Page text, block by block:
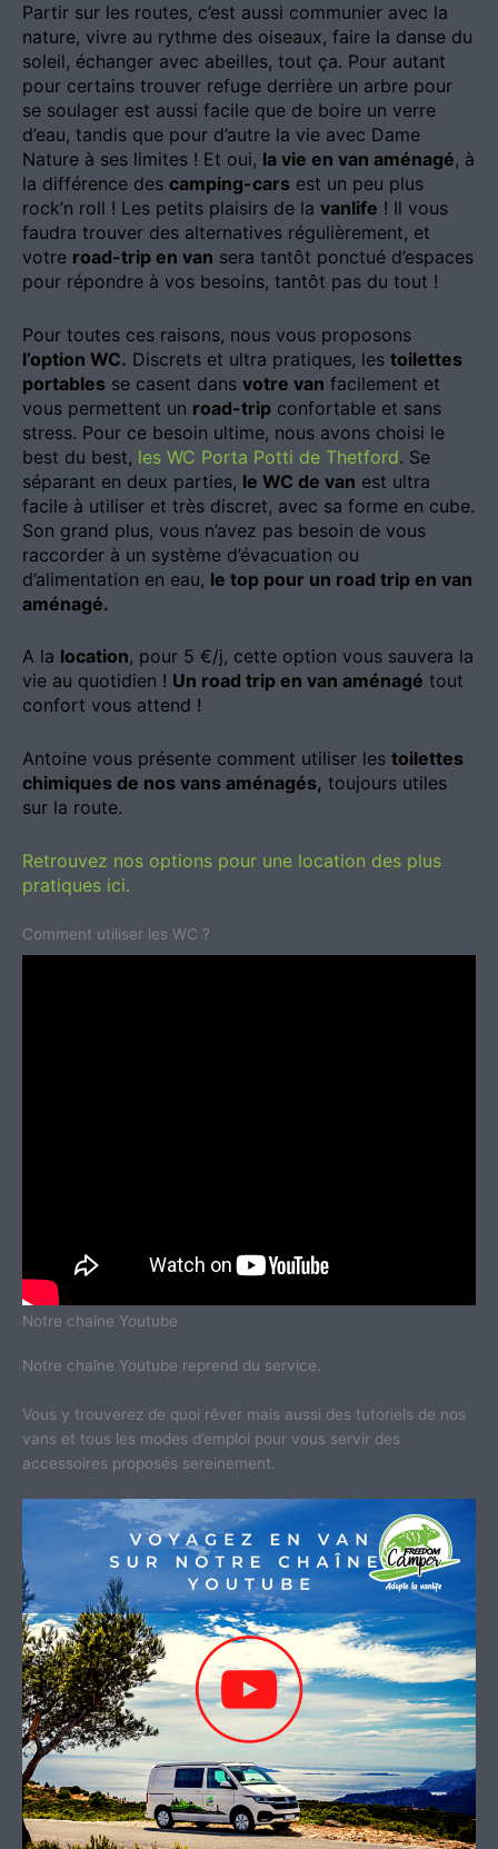
Partir sur les routes, c’est aussi communier avec la
nature, vivre au rythme des oiseaux, faire la danse du
soleil, échanger avec abeilles, tout ça. Pour autant
pour certains trouver refuge derrière un arbre pour
se soulager est aussi facile que de boire un verre
d’eau, tandis que pour d’autre la vie avec Dame
Nature à ses limites ! Et oui, la vie en van aménagé, à
la différence des camping-cars est un peu plus
rock’n roll ! Les petits plaisirs de la vanlife ! Il vous
faudra trouver des alternatives régulièrement, et
votre road-trip en van sera tantôt ponctué d’espaces
pour répondre à vos besoins, tantôt pas du tout !
Pour toutes ces raisons, nous vous proposons
l’option WC. Discrets et ultra pratiques, les toilettes
portables se casent dans votre van facilement et
vous permettent un road-trip confortable et sans
stress. Pour ce besoin ultime, nous avons choisi le
best du best, les WC Porta Potti de Thetford. Se
séparant en deux parties, le WC de van est ultra
facile à utiliser et très discret, avec sa forme en cube.
Son grand plus, vous n’avez pas besoin de vous
raccorder à un système d’évacuation ou
d’alimentation en eau, le top pour un road trip en van
aménagé.
A la location, pour 5 €/j, cette option vous sauvera la
vie au quotidien ! Un road trip en van aménagé tout
confort vous attend !
Antoine vous présente comment utiliser les toilettes
chimiques de nos vans aménagés, toujours utiles
sur la route.
Retrouvez nos options pour une location des plus
pratiques ici.
Comment utiliser les WC ?
Notre chaîne Youtube
Notre chaîne Youtube reprend du service.
Vous y trouverez de quoi rêver mais aussi des tutoriels de nos
vans et tous les modes d’emploi pour vous servir des
accessoires proposés sereinement.